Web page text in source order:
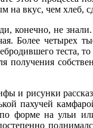
на вкус, чем хлеб,
конечно, не
Более четырех
теста,
и рисунки
пахучей
на ульи